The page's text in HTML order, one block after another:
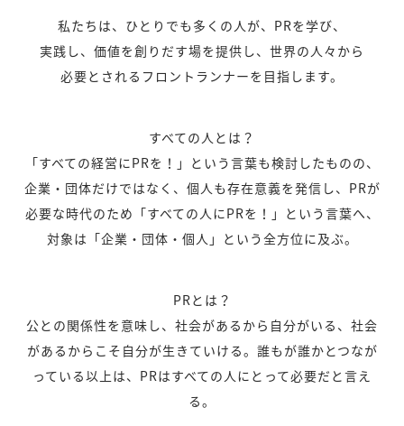
私たちは、ひとりでも多くの人が、PRを学び、
実践し、価値を創りだす場を提供し、世界の人々から
必要とされるフロントランナーを目指します。
すべての人とは？
「すべての経営にPRを！」という言葉も検討したものの、
企業・団体だけではなく、個人も存在意義を発信し、PRが
必要な時代のため「すべての人にPRを！」という言葉へ、
対象は「企業・団体・個人」という全方位に及ぶ。
PRとは？
公との関係性を意味し、社会があるから自分がいる、社会
があるからこそ自分が生きていける。誰もが誰かとつなが
っている以上は、PRはすべての人にとって必要だと言え
る。